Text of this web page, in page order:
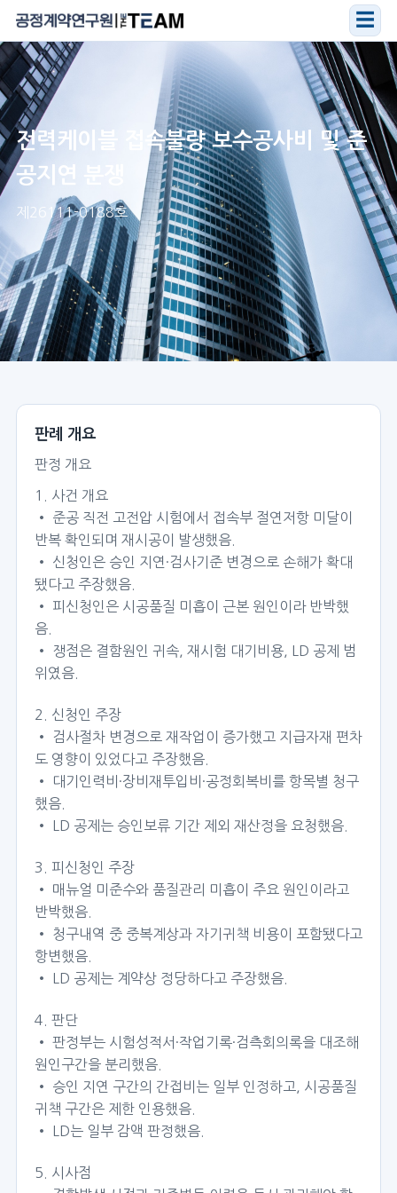
☰
전력케이블 접속불량 보수공사비 및 준
공지연 분쟁
제26111-0188호
판례 개요
판정 개요
1. 사건 개요
• 준공 직전 고전압 시험에서 접속부 절연저항 미달이
반복 확인되며 재시공이 발생했음.
• 신청인은 승인 지연·검사기준 변경으로 손해가 확대
됐다고 주장했음.
• 피신청인은 시공품질 미흡이 근본 원인이라 반박했
음.
• 쟁점은 결함원인 귀속, 재시험 대기비용, LD 공제 범
위였음.
2. 신청인 주장
• 검사절차 변경으로 재작업이 증가했고 지급자재 편차
도 영향이 있었다고 주장했음.
• 대기인력비·장비재투입비·공정회복비를 항목별 청구
했음.
• LD 공제는 승인보류 기간 제외 재산정을 요청했음.
3. 피신청인 주장
• 매뉴얼 미준수와 품질관리 미흡이 주요 원인이라고
반박했음.
• 청구내역 중 중복계상과 자기귀책 비용이 포함됐다고
항변했음.
• LD 공제는 계약상 정당하다고 주장했음.
4. 판단
• 판정부는 시험성적서·작업기록·검측회의록을 대조해
원인구간을 분리했음.
• 승인 지연 구간의 간접비는 일부 인정하고, 시공품질
귀책 구간은 제한 인용했음.
• LD는 일부 감액 판정했음.
5. 시사점